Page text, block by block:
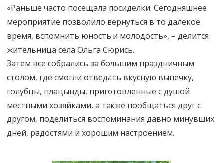
«Раньше часто посещала посиделки. Сегодняшнее
мероприятие позволило вернуться в то далекое
время, вспомнить юность и молодость», – делится
жительница села Ольга Сюрись.
Затем все собрались за большим праздничным
столом, где смогли отведать вкусную выпечку,
голубцы, плацынды, приготовленные с душой
местными хозяйками, а также пообщаться друг с
другом, поделиться воспоминания давно минувших
дней, радостями и хорошим настроением.